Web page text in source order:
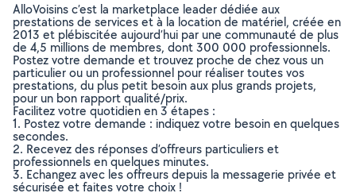
AlloVoisins c’est la marketplace leader dédiée aux
prestations de services et à la location de matériel, créée en
2013 et plébiscitée aujourd’hui par une communauté de plus
de 4,5 millions de membres, dont 300 000 professionnels.
Postez votre demande et trouvez proche de chez vous un
particulier ou un professionnel pour réaliser toutes vos
prestations, du plus petit besoin aux plus grands projets,
pour un bon rapport qualité/prix.
Facilitez votre quotidien en 3 étapes :
1. Postez votre demande : indiquez votre besoin en quelques
secondes.
2. Recevez des réponses d’offreurs particuliers et
professionnels en quelques minutes.
3. Echangez avec les offreurs depuis la messagerie privée et
sécurisée et faites votre choix !